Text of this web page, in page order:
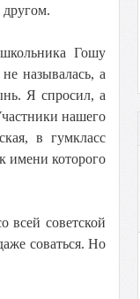
другом.
Гошу
называлась, а
Я спросил, а
нашего
в гумкласс
имени которого
всей советской
соваться. Но